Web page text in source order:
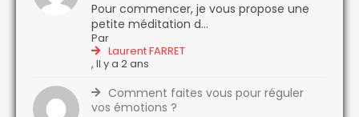
Pour commencer, je vous propose une
petite méditation d...
Par
Laurent FARRET
,Il y a 2 ans
Comment faites vous pour réguler
vos émotions ?